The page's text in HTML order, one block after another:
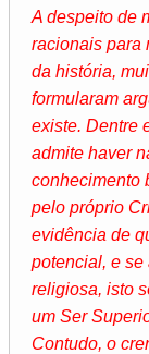
A despeito de
racionais para
da história,
formularam
existe. Dentre
admite haver
conhecimento
pelo próprio
evidência de
potencial, e se
religiosa, isto
um Ser
Contudo, o